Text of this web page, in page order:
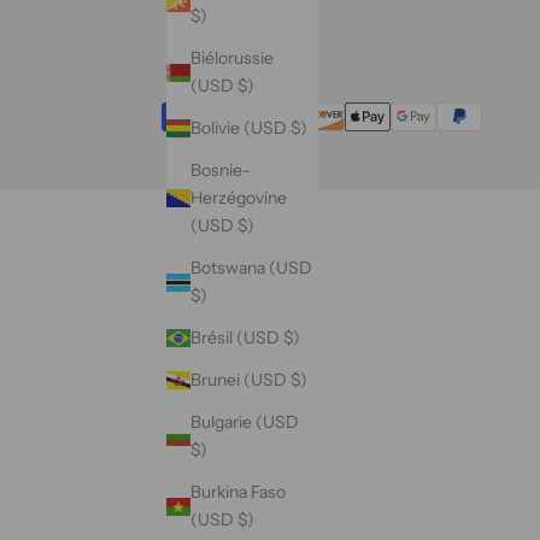
$)
Biélorussie
(USD $)
Bolivie (USD $)
Bosnie-
Herzégovine
(USD $)
Botswana (USD
$)
Brésil (USD $)
Brunei (USD $)
Bulgarie (USD
$)
Burkina Faso
(USD $)